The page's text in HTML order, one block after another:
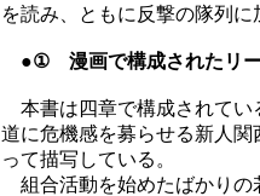
を読み、ともに反撃の隊列
●① 漫画で構成されたリ
本書は四章で構成されてい
道に危機感を募らせる新人
って描写している。
組合活動を始めたばかりの